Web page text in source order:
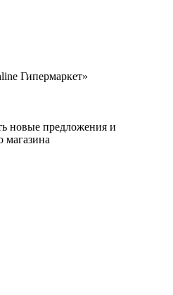
Гипермаркет»
новые предложения и
магазина